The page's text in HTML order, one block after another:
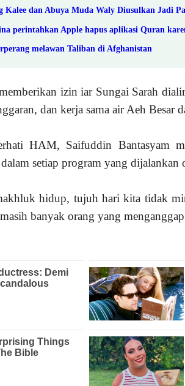
Kalee dan Abuya Muda Waly Diusulkan Jadi
perintahkan Apple hapus aplikasi Quran
melawan Taliban di Afghanistan
izin iar Sungai Sarah
dan kerja sama air Aeh Besar
HAM, Saifuddin Bantasyam
setiap program yang dijalankan
hidup, tujuh hari kita tidak
banyak orang yang